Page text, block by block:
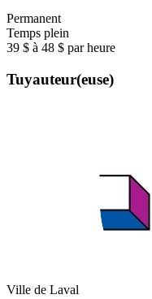
Permanent
Temps plein
39 $ à 48 $ par heure
Tuyauteur(euse)
Ville de Laval